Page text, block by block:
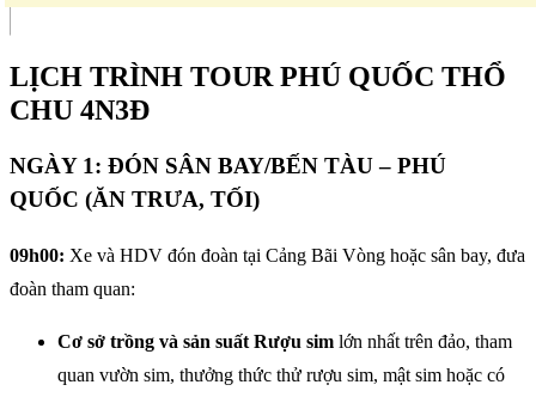
LỊCH TRÌNH TOUR PHÚ QUỐC THỔ
CHU 4N3Đ
NGÀY 1: ĐÓN SÂN BAY/BẾN TÀU – PHÚ
QUỐC (ĂN TRƯA, TỐI)
09h00: Xe và HDV đón đoàn tại Cảng Bãi Vòng hoặc sân bay, đưa
đoàn tham quan:
Cơ sở trồng và sản suất Rượu sim lớn nhất trên đảo, tham
quan vườn sim, thưởng thức thử rượu sim, mật sim hoặc có